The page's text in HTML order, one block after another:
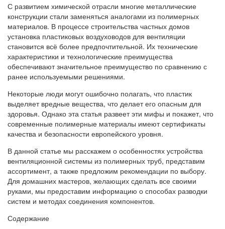
С развитием химической отрасли многие металлические
конструкции стали заменяться аналогами из полимерных
материалов. В процессе строительства частных домов
установка пластиковых воздуховодов для вентиляции
становится всё более предпочтительной. Их технические
характеристики и технологические преимущества
обеспечивают значительное преимущество по сравнению с
ранее используемыми решениями.
Некоторые люди могут ошибочно полагать, что пластик
выделяет вредные вещества, что делает его опасным для
здоровья. Однако эта статья развеет эти мифы и покажет, что
современные полимерные материалы имеют сертификаты
качества и безопасности европейского уровня.
В данной статье мы расскажем о особенностях устройства
вентиляционной системы из полимерных труб, представим
ассортимент, а также предложим рекомендации по выбору.
Для домашних мастеров, желающих сделать все своими
руками, мы предоставим информацию о способах разводки
систем и методах соединения компонентов.
Содержание